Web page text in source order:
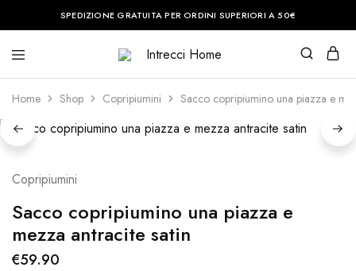
SPEDIZIONE GRATUITA PER ORDINI SUPERIORI A 50€
Intrecci
Home
è
posto
cuore.
perfetta.
Home Shop Copripiumini Sacco copripiumino una piazza e
Copripiumini
Sacco copripiumino una piazza e
mezza antracite satin
€59.90